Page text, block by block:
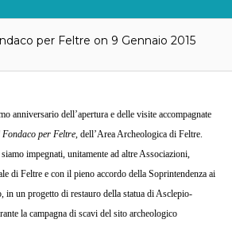
per Feltre on 9 Gennaio 2015
anniversario dell’apertura e delle visite accompagnate
per Feltre, dell’Area Archeologica di Feltre.
impegnati, unitamente ad altre Associazioni,
di Feltre e con il pieno accordo della Soprintendenza ai
in un progetto di restauro della statua di Asclepio-
la campagna di scavi del sito archeologico